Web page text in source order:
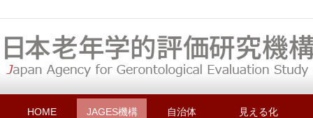
HOME JAGES機構 自治体 見える化